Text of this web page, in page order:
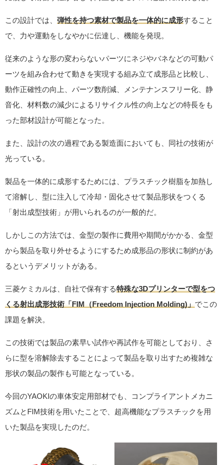
この設計では、 弾性を持つ素材で製品を一体的に成形すること
で、力や運動をしなやかに伝達し、機能を発現。
従来のような形の変わらないパーツにネジやバネなどの可動パ
ーツを組み合わせて動きを実現する組み立て成形品と比較し、
動作正確性の向上、パーツ数削減、メンテナンスフリー化、静
音化、材料数の減少によるリサイクル性の向上などの特長をも
った部材設計が可能となった。
また、設計の次の過程である製造面においても、同社の技術が
光っている。
製品を一体的に成形するためには、プラスチック樹脂を加熱し
て溶解し、型に注入して冷却・固化させて製品形状をつくる
「射出成型技術」が用いられるのが一般的だ。
しかしこの方法では、金型の製作に費用や期間がかかる、金型
から製品を取り外せるようにするため成形品の形状に制約があ
るというデメリットがある。
三菱ケミカルは、自社で保有する特殊な3Dプリンターで型をつ
くる射出成形技術「FIM（Freedom Injection Molding)」 でこの
課題を解決。
この技術では製品の素早い試作や再試作を可能としており、さ
らに型を溶解除去することによって製品を取り出すため複雑な
形状の製品の製作も可能となっている。
今回のYAOKIの車体安定用部材でも、コンプライアントメカニ
ズムとFIM技術を用いたことで、超高機能なプラスチックを用
いた製品を実現したのだ。